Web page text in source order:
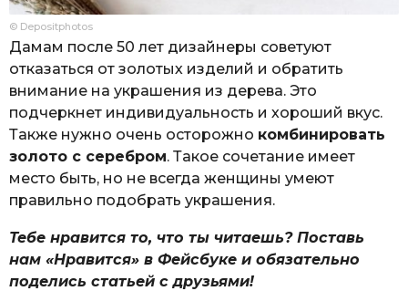
© Depositphotos
Дамам после 50 лет дизайнеры советуют
отказаться от золотых изделий и обратить
внимание на украшения из дерева. Это
подчеркнет индивидуальность и хороший вкус.
Также нужно очень осторожно комбинировать
золото с серебром. Такое сочетание имеет
место быть, но не всегда женщины умеют
правильно подобрать украшения.
Тебе нравится то, что ты читаешь? Поставь
нам «Нравится» в Фейсбуке и обязательно
поделись статьей с друзьями!